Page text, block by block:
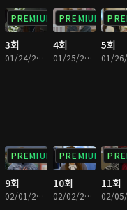
PREMIUM
3회
01/24/2024 • 32분
PREMIUM
4회
01/25/2024 • 33분
5회
PREMIUM
9회
02/01/2024 • 32분
PREMIUM
10회
02/02/2024 • 33분
11회